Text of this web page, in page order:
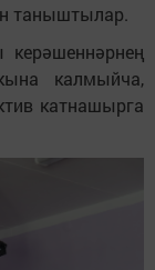
таныштылар.
калмыйча,
катнашырга